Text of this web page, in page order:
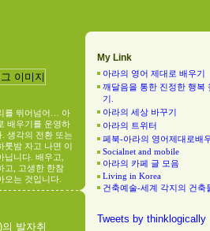
를 뛰어넘어… 아
배우기를 운영하
생각의 전환 또는
룻밤 자고 나면 이
닙니다. 배우고,
고, 고생한 한참
오는 것입니다.
발자취
My Link
아라의 영어 제대로 배우기
깨달음을 통한 진정한 행복
기.
아라의 세상 바꾸기
아라의 트위터
페북-아라의 영어제대로배
Socialnet and mobile
아라의 카페 글 모음
Living in Korea
건축예술-세계 각지의 건축
Tweets by thinklogically